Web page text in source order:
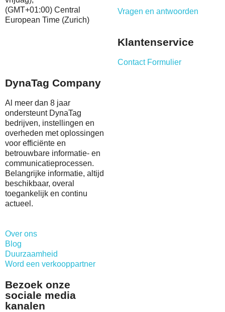
(GMT+01:00) Central
European Time (Zurich)
Vragen en antwoorden
Klantenservice
Contact Formulier
DynaTag Company
Al meer dan 8 jaar
ondersteunt DynaTag
bedrijven, instellingen en
overheden met oplossingen
voor efficiënte en
betrouwbare informatie- en
communicatieprocessen.
Belangrijke informatie, altijd
beschikbaar, overal
toegankelijk en continu
actueel.
Over ons
Blog
Duurzaamheid
Word een verkooppartner
Bezoek onze
sociale media
kanalen